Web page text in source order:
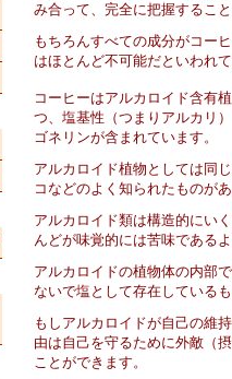
み合って、完全に把握するこ
もちろんすべての成分がコー
はほとんど不可能だといわれ
コーヒーはアルカロイド含有
つ、塩基性（つまりアルカリ
ゴネリンが含まれています。
アルカロイド植物としては同
コなどのよく知られたものが
アルカロイド類は構造的にい
んどが味覚的には苦味である
アルカロイドの植物体の内部
ないで塩として存在している
もしアルカロイドが自己の維
由は自己を守るために外敵（
ことができます。